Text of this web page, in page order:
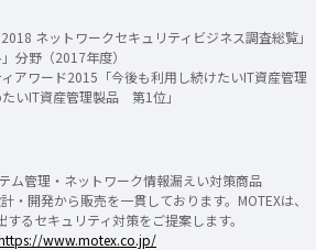
ネットワークセキュリティビジネス調査総覧」
分野（2017年度）
アワード2015「今後も利用し続けたいIT資産管理
いIT資産管理製品 第1位」
ム管理・ネットワーク情報漏えい対策商品
・開発から販売を一貫しております。MOTEXは、
るセキュリティ対策をご提案します。
www.motex.co.jp/